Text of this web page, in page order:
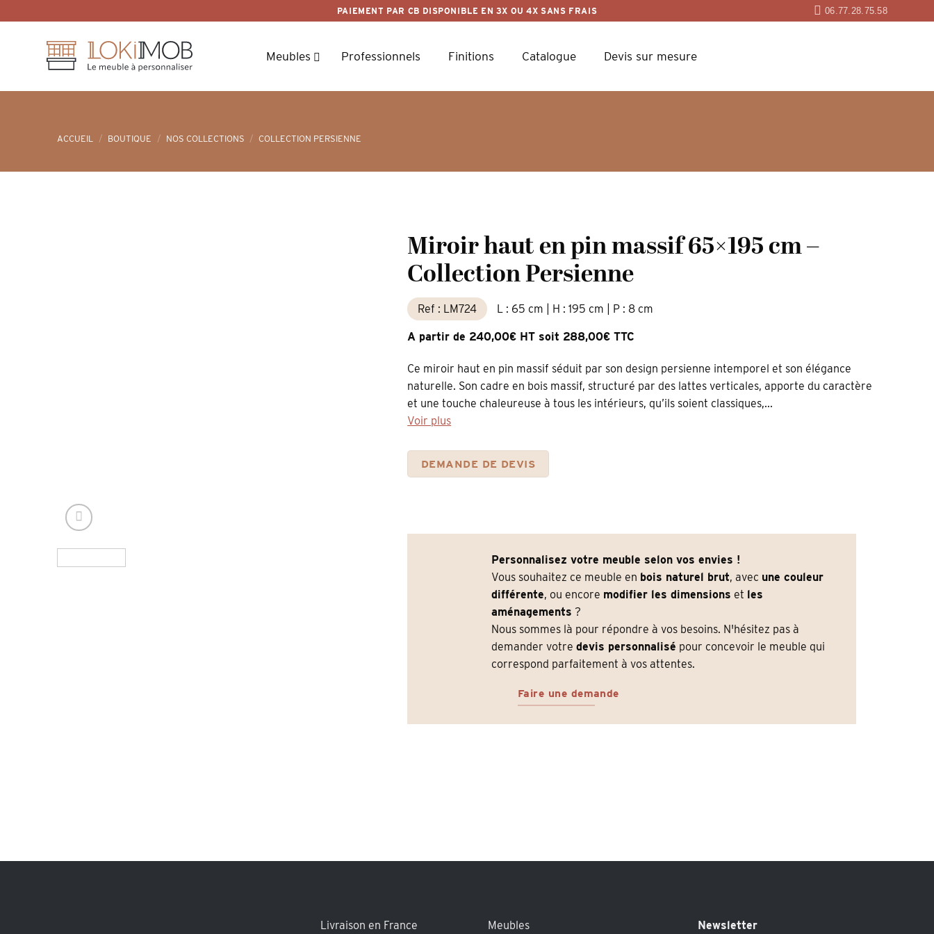
to
PAIEMENT PAR CB DISPONIBLE EN 3X OU 4X SANS FRAIS 06.77.28.75.58
Meubles Professionnels Finitions Catalogue Devis sur mesure
ACCUEIL / BOUTIQUE / NOS COLLECTIONS / COLLECTION PERSIENNE
Miroir haut en pin massif 65×195 cm –
Collection Persienne
Ref : LM724 L : 65 cm | H : 195 cm | P : 8 cm
A partir de 240,00€ HT soit 288,00€ TTC
Ce miroir haut en pin massif séduit par son design persienne intemporel et son élégance
naturelle. Son cadre en bois massif, structuré par des lattes verticales, apporte du caractère
et une touche chaleureuse à tous les intérieurs, qu’ils soient classiques,...
Voir plus
DEMANDE DE DEVIS
Personnalisez votre meuble selon vos envies !
Vous souhaitez ce meuble en bois naturel brut, avec une couleur
différente, ou encore modifier les dimensions et les
aménagements ?
Nous sommes là pour répondre à vos besoins. N'hésitez pas à
demander votredevis personnalisé pour concevoir le meuble qui
correspond parfaitement à vos attentes.
Faire une demande
Livraison en France Meubles Newsletter